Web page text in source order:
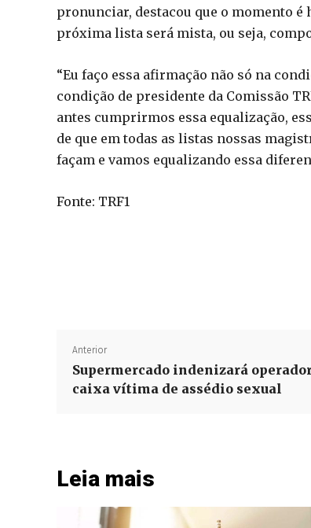
pronunciar, destacou que o momento é
próxima lista será mista, ou seja,
“Eu faço essa afirmação não só na
condição de presidente da Comissão
antes cumprirmos essa equalização,
de que em todas as listas nossas
façam e vamos equalizando essa
Fonte: TRF1
Anterior
Supermercado indenizará
caixa vítima de assédio sexual
Leia mais